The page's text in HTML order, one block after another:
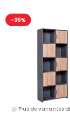
-35%
Plus de variantes